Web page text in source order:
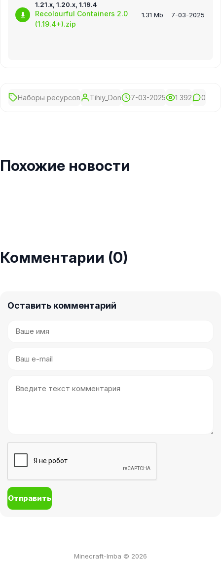
1.21.x, 1.20.x, 1.19.4
Recolourful Containers 2.0
(1.19.4+).zip
1.31 Mb 7-03-2025
Наборы ресурсов Tihiy_Don 7-03-2025 1 392 0
Похожие новости
Комментарии (0)
Оставить комментарий
Отправить
Minecraft-Imba © 2026